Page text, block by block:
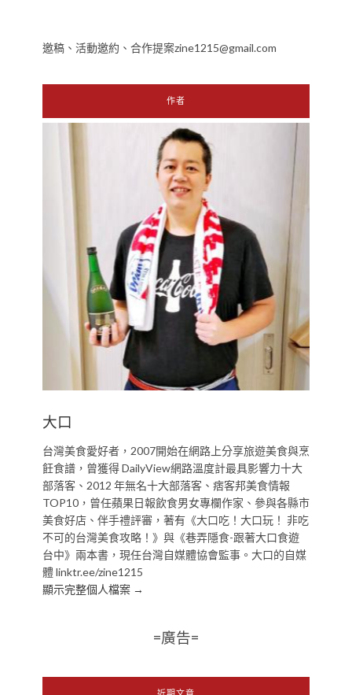
邀稿、活動邀約、合作提案zine1215@gmail.com
作者
大口
台灣美食愛好者，2007開始在網路上分享旅遊美食與烹
飪食譜，曾獲得 DailyView網路溫度計最具影響力十大
部落客、2012 年無名十大部落客、痞客邦美食情報
TOP10，曾任蘋果日報飲食男女專欄作家、參與各縣市
美食好店、伴手禮評審，著有《大口吃！大口玩！ 非吃
不可的台灣美食攻略！》與《巷弄隱食-跟著大口食遊
台中》兩本書，現任台灣自媒體協會監事。大口的自媒
體 linktr.ee/zine1215
顯示完整個人檔案 →
=廣告=